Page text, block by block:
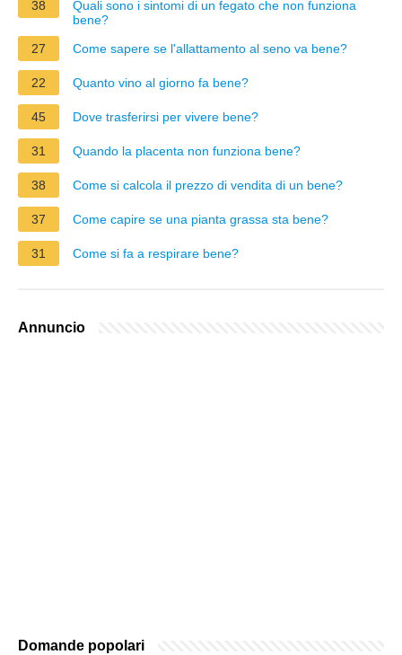
38
Quali sono i sintomi di un fegato che non funziona
bene?
27
Come sapere se l'allattamento al seno va bene?
22 Quanto vino al giorno fa bene?
45 Dove trasferirsi per vivere bene?
31 Quando la placenta non funziona bene?
38 Come si calcola il prezzo di vendita di un bene?
37 Come capire se una pianta grassa sta bene?
31 Come si fa a respirare bene?
Annuncio
Domande popolari